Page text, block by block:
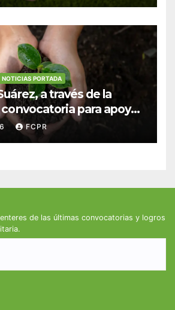
y albergues
NOTICIAS PORTADA
a través de la
convocatoria para apoyar
seguridad alimentaria
FCPR
de las últimas convocatorias y logros